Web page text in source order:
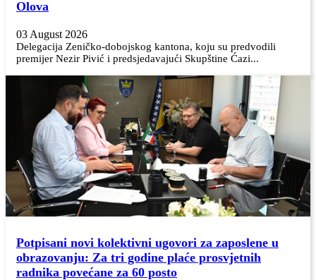
Olova
03 August 2026
Delegacija Zeničko-dobojskog kantona, koju su predvodili
premijer Nezir Pivić i predsjedavajući Skupštine Ćazi...
Potpisani novi kolektivni ugovori za zaposlene u
obrazovanju: Za tri godine plaće prosvjetnih
radnika povećane za 60 posto